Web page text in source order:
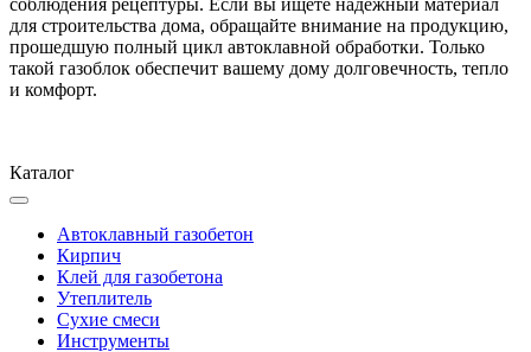
для строительства дома, обращайте внимание на продукцию,
прошедшую полный цикл автоклавной обработки. Только
такой газоблок обеспечит вашему дому долговечность, тепло
и комфорт.
Каталог
Автоклавный газобетон
Кирпич
Клей для газобетона
Утеплитель
Сухие смеси
Инструменты